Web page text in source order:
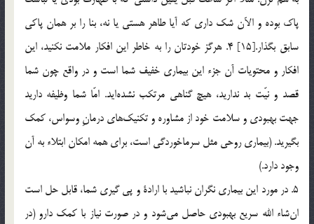
پاك بوده و الآن شك داري كه آيا طاهر هستي يا نه، بنا را بر همان پاكي
سابق بگذار.[15] 4. هرگز خودتان را به خاطر اين افكار ملامت نكنيد، اين
افكار و محتويات آن جزء اين بيماري خفيف شما است و در واقع چون شما
قصد و نيّت بد نداريد، هيچ گناهي مرتكب نشده‌ايد. امّا شما وظيفه داريد
جهت بهبودي و سلامت خود از مشاوره و تكنيك‌هاي درمانِ وسواس، كمك
بگيريد. (بيماري روحي مثل سرماخوردگي است، براي همه امكان ابتلاء به آن
وجود دارد.)
5. در مورد اين بيماري نگران نباشيد با ارادة و پي گيري شما، قابل حل است
ان‌شاء الله سريع بهبودي حاصل مي‌شود و در صورت نياز با كمك دارو (در